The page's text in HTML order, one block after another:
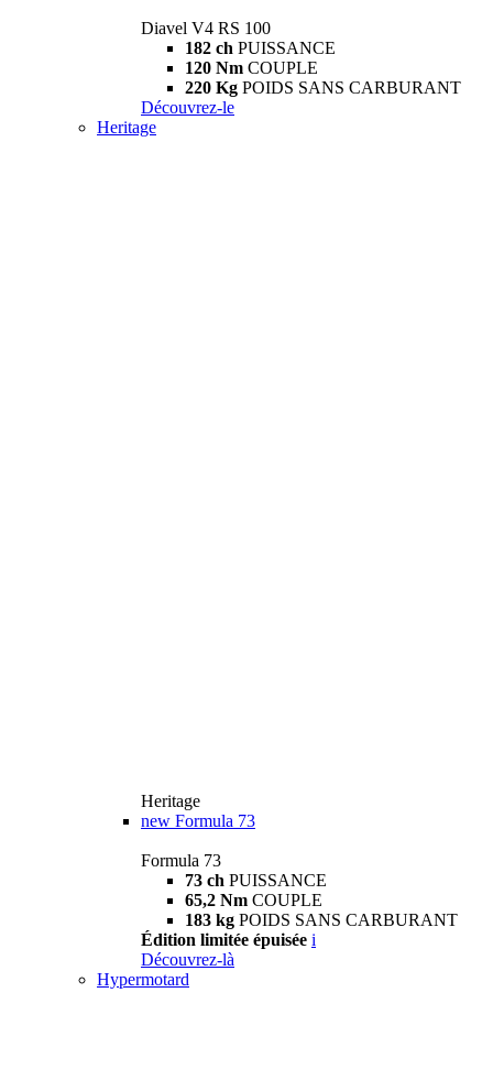
Diavel V4 RS 100
182 ch PUISSANCE
120 Nm COUPLE
220 Kg POIDS SANS CARBURANT
Découvrez-le
Heritage
Heritage
new Formula 73
Formula 73
73 ch PUISSANCE
65,2 Nm COUPLE
183 kg POIDS SANS CARBURANT
Édition limitée épuisée i
Découvrez-là
Hypermotard